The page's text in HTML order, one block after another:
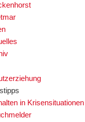
in Krisensituationen